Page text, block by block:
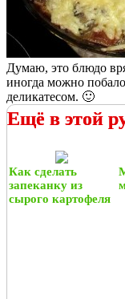
Думаю, это блюдо
иногда можно
деликатесом. 🙂
Ещё в этой
Как сделать
запеканку из
сырого картофеля